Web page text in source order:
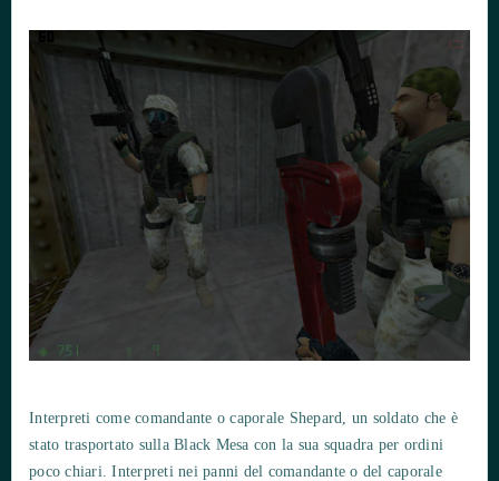
Interpreti come comandante o caporale Shepard, un soldato che è
stato trasportato sulla Black Mesa con la sua squadra per ordini
poco chiari. Interpreti nei panni del comandante o del caporale